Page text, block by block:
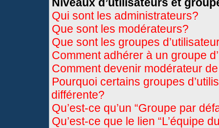
Qui sont les administrateurs?
Que sont les modérateurs?
Que sont les groupes
Comment adhérer à un groupe
Comment devenir modérateur
Pourquoi certains groupes
différente?
Qu’est-ce qu’un “Groupe par
Qu’est-ce que le lien “L’équipe